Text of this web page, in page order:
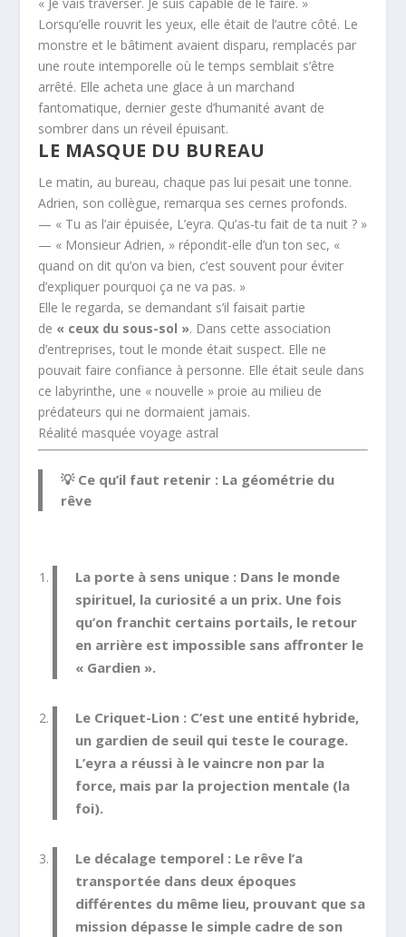
Lorsqu’elle rouvrit les yeux, elle était de l’autre côté. Le
monstre et le bâtiment avaient disparu, remplacés par
une route intemporelle où le temps semblait s’être
arrêté. Elle acheta une glace à un marchand
fantomatique, dernier geste d’humanité avant de
sombrer dans un réveil épuisant.
LE MASQUE DU BUREAU
Le matin, au bureau, chaque pas lui pesait une tonne.
Adrien, son collègue, remarqua ses cernes profonds.
— « Tu as l’air épuisée, L’eyra. Qu’as-tu fait de ta nuit ? »
— « Monsieur Adrien, » répondit-elle d’un ton sec, «
quand on dit qu’on va bien, c’est souvent pour éviter
d’expliquer pourquoi ça ne va pas. »
Elle le regarda, se demandant s’il faisait partie
de « ceux du sous-sol ». Dans cette association
d’entreprises, tout le monde était suspect. Elle ne
pouvait faire confiance à personne. Elle était seule dans
ce labyrinthe, une « nouvelle » proie au milieu de
prédateurs qui ne dormaient jamais.
Réalité masquée voyage astral
💡 Ce qu’il faut retenir : La géométrie du
rêve
La porte à sens unique : Dans le monde
spirituel, la curiosité a un prix. Une fois
qu’on franchit certains portails, le retour
en arrière est impossible sans affronter le
« Gardien ».
Le Criquet-Lion : C’est une entité hybride,
un gardien de seuil qui teste le courage.
L’eyra a réussi à le vaincre non par la
force, mais par la projection mentale (la
foi).
Le décalage temporel : Le rêve l’a
transportée dans deux époques
différentes du même lieu, prouvant que sa
mission dépasse le simple cadre de son